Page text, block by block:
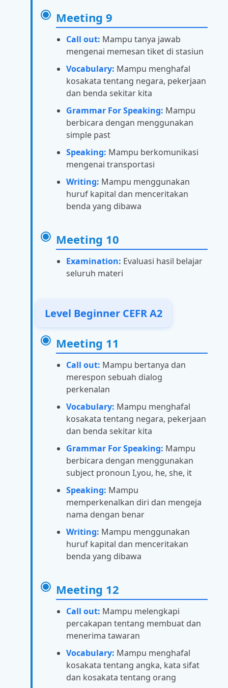
Meeting 9
Call out: Mampu tanya jawab
mengenai memesan tiket di stasiun
Vocabulary: Mampu menghafal
kosakata tentang negara, pekerjaan
dan benda sekitar kita
Grammar For Speaking: Mampu
berbicara dengan menggunakan
simple past
Speaking: Mampu berkomunikasi
mengenai transportasi
Writing: Mampu menggunakan
huruf kapital dan menceritakan
benda yang dibawa
Meeting 10
Examination: Evaluasi hasil belajar
seluruh materi
Level Beginner CEFR A2
Meeting 11
Call out: Mampu bertanya dan
merespon sebuah dialog
perkenalan
Vocabulary: Mampu menghafal
kosakata tentang negara, pekerjaan
dan benda sekitar kita
Grammar For Speaking: Mampu
berbicara dengan menggunakan
subject pronoun I,you, he, she, it
Speaking: Mampu
memperkenalkan diri dan mengeja
nama dengan benar
Writing: Mampu menggunakan
huruf kapital dan menceritakan
benda yang dibawa
Meeting 12
Call out: Mampu melengkapi
percakapan tentang membuat dan
menerima tawaran
Vocabulary: Mampu menghafal
kosakata tentang angka, kata sifat
dan kosakata tentang orang